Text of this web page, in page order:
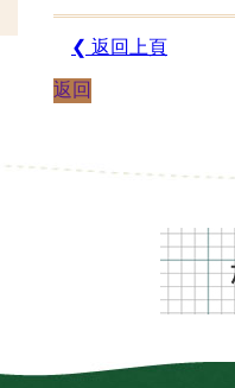
❮ 返回上頁
返回